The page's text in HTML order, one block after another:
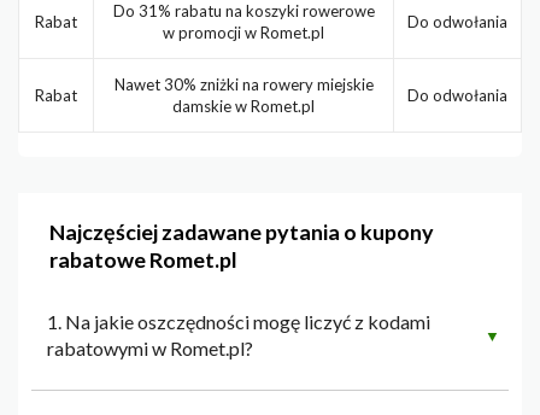
Rabat
Do 31% rabatu na koszyki rowerowe
w promocji w Romet.pl
Do odwołania
Rabat
Nawet 30% zniżki na rowery miejskie
damskie w Romet.pl
Do odwołania
Najczęściej zadawane pytania o kupony
rabatowe Romet.pl
1. Na jakie oszczędności mogę liczyć z kodami
rabatowymi w Romet.pl?
▼